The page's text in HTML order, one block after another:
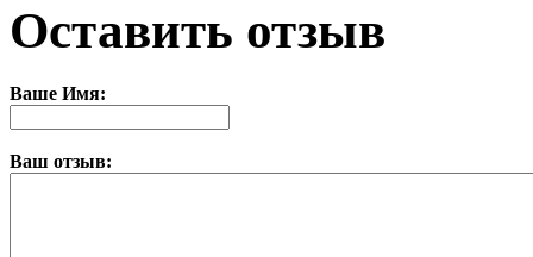
Оставить отзыв
Ваше Имя:
Ваш отзыв: